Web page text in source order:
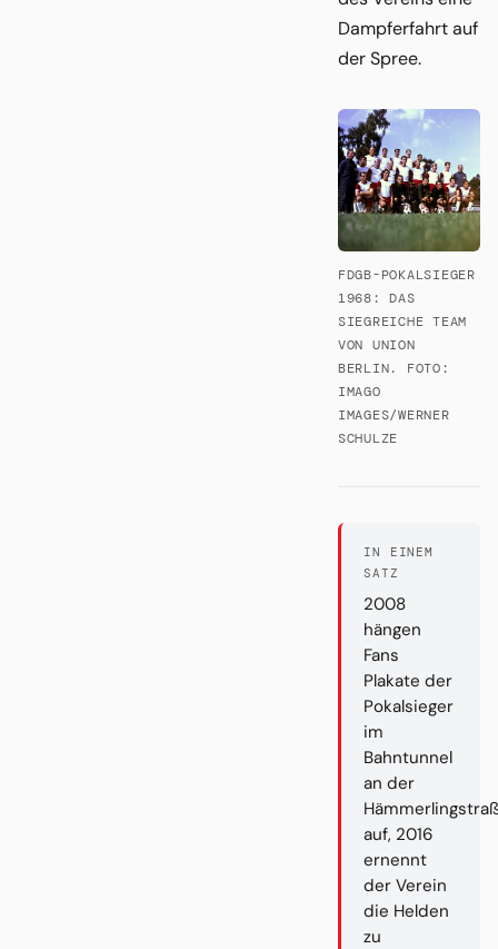
Dampferfahrt auf
der Spree.
FDGB-POKALSIEGER
1968: DAS
SIEGREICHE TEAM
VON UNION
BERLIN. FOTO:
IMAGO
IMAGES/WERNER
SCHULZE
IN EINEM
SATZ
2008
hängen
Fans
Plakate der
Pokalsieger
im
Bahntunnel
an der
auf, 2016
ernennt
der Verein
die Helden
zu